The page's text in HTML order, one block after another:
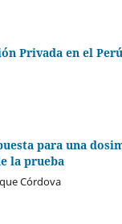
Privada en el Perú
para una
la prueba
Córdova